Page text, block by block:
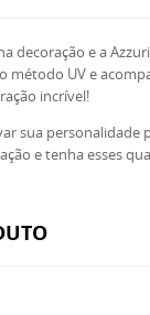
decoração e a
método UV e
incrível!
sua
e tenha esses